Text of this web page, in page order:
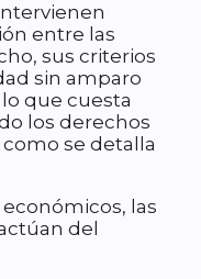
entre las
sus criterios
sin amparo
que cuesta
los derechos
se detalla
las
del